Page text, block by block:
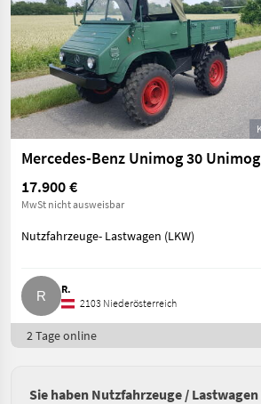
17.900 €
MwSt nicht ausweisbar
Nutzfahrzeuge- Lastwagen (LKW)
R.
2103 Niederösterreich
2 Tage online
Sie haben Nutzfahrzeuge / Lastwagen